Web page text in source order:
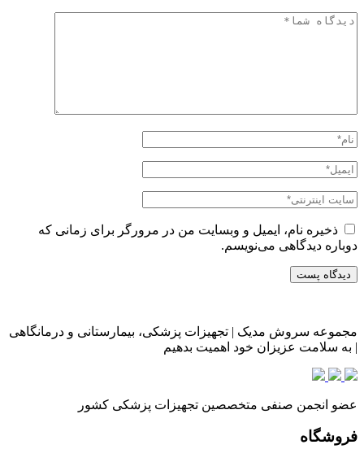
ذخیره نام، ایمیل و وبسایت من در مرورگر برای زمانی که
دوباره دیدگاهی می‌نویسم.
مجموعه سروش مدیک | تجهیزات پزشکی، بیمارستانی و درمانگاهی
| به سلامت عزیزان خود اهمیت بدهیم
عضو انجمن صنفی متخصصین تجهیزات پزشکی کشور
فروشگاه